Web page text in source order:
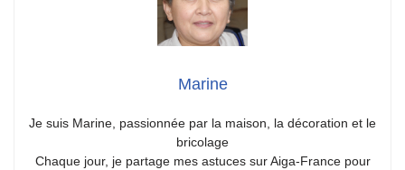
Marine
Je suis Marine, passionnée par la maison, la décoration et le
bricolage
Chaque jour, je partage mes astuces sur Aiga-France pour